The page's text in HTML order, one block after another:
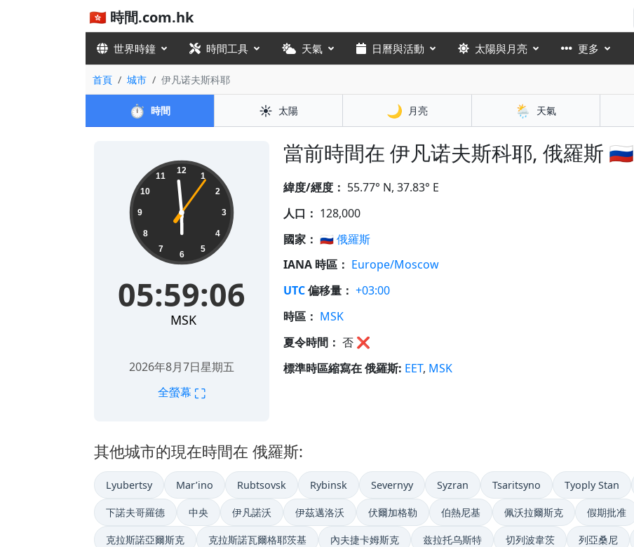
🇭🇰 時間.com.hk
世界時鐘 時間工具 天氣 日曆與活動 太陽與月亮 更多
首頁 城市 伊凡诺夫斯科耶
⏱️ 時間 ☀️ 太陽 🌙 月亮 🌦️ 天氣
當前時間在 伊凡诺夫斯科耶, 俄羅斯 🇷🇺
05:59:06 12
1
2
3
4
5
6
7
8
9
10
11
05:59:06
MSK
2026年8月7日星期五
全螢幕 ⛶
緯度/經度： 55.77° N, 37.83° E
人口： 128,000
國家： 🇷🇺俄羅斯
IANA 時區： Europe/Moscow
UTC偏移量： +03:00
時區： MSK
夏令時間： 否 ❌
標準時區縮寫在 俄羅斯: EET, MSK
其他城市的現在時間在 俄羅斯:
Lyubertsy Mar’ino Rubtsovsk Rybinsk Severnyy Syzran Tsaritsyno Tyoply Stan
下諾夫哥羅德 中央 伊凡諾沃 伊茲邁洛沃 伏爾加格勒 伯熱尼基 佩沃拉爾斯克 假期批准
克拉斯諾亞爾斯克 克拉斯諾瓦爾格耶茨基 內夫捷卡姆斯克 兹拉托乌斯特 切列波韋茨 列亞桑尼